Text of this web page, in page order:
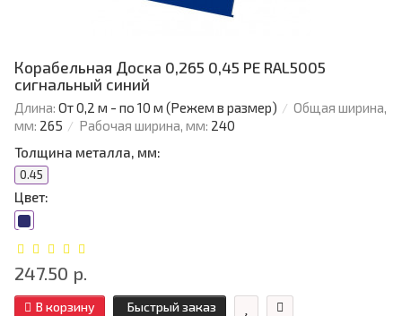
Корабельная Доска 0,265 0,45 PE RAL5005
сигнальный синий
Длина: От 0,2 м - по 10 м (Режем в размер)
Общая ширина,
мм: 265 Рабочая ширина, мм: 240
Толщина металла, мм:
0.45
Цвет:
247.50 р.
В корзину Быстрый заказ